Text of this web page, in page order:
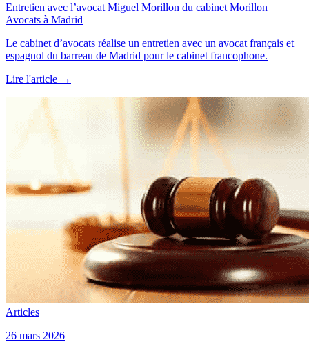
Entretien avec l’avocat Miguel Morillon du cabinet Morillon
Avocats à Madrid
Le cabinet d’avocats réalise un entretien avec un avocat français et
espagnol du barreau de Madrid pour le cabinet francophone.
Lire l'article →
Articles
26 mars 2026